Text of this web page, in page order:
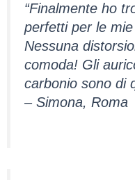
“Finalmente ho
perfetti per le
Nessuna
comoda! Gli
carbonio sono di
– Simona, Roma